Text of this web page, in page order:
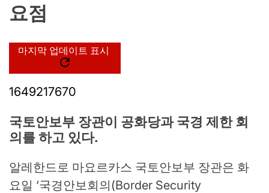
요점
마지막 업데이트 표시
1649217670
국토안보부 장관이 공화당과 국경 제한 회
의를 하고 있다.
알레한드로 마요르카스 국토안보부 장관은 화
요일 ‘국경안보회의(Border Security